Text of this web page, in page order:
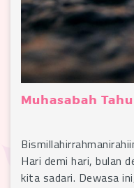
Muhasabah
Hari demi hari, bulan
kita sadari. Dewasa